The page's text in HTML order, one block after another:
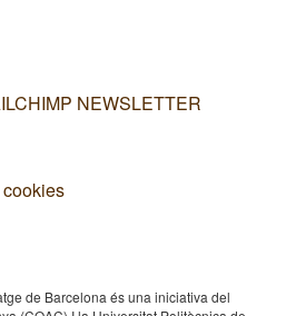
NEWSLETTER
de Barcelona és una iniciativa del